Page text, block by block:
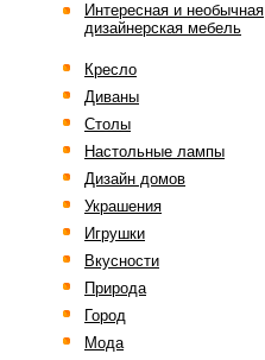
Интересная и необычная
дизайнерская мебель
Кресло
Диваны
Столы
Настольные лампы
Дизайн домов
Украшения
Игрушки
Вкусности
Природа
Город
Мода